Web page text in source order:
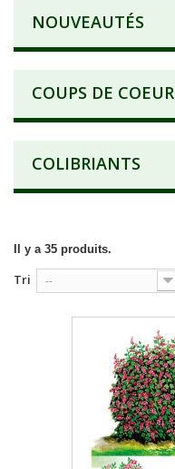
NOUVEAUTÉS
COUPS DE COEUR
COLIBRIANTS
Il y a 35 produits.
Tri --